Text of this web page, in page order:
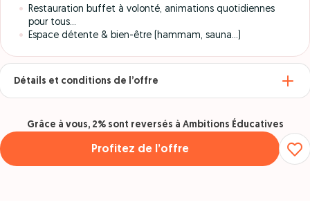
Restauration buffet à volonté, animations quotidiennes
pour tous...
Espace détente & bien-être (hammam, sauna...)
Détails et conditions de l’offre
Profitez de l’offre
Grâce à vous, 2% sont reversés à Ambitions Éducatives